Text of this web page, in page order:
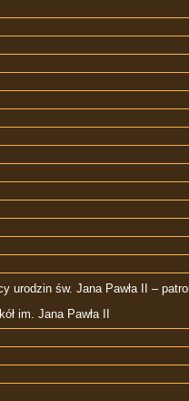
urodzin św. Jana Pawła II –
im. Jana Pawła II